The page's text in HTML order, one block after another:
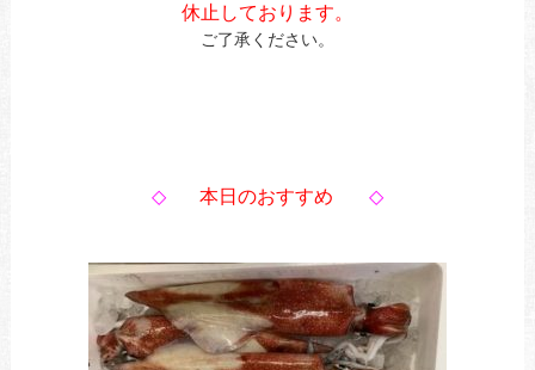
休止しております。
ご了承ください。
◇ 本日のおすすめ ◇